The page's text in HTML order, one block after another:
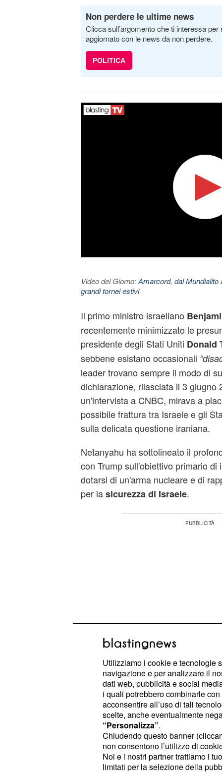
Non perdere le ultime news
Clicca sull’argomento che ti interessa
aggiornato con le news da non perdere.
POLITICA
Video del Giorno:Amarcord, dal Mundialito
grandi tornei estivi
Il primo ministro israeliano
recentemente minimizzato le
presidente degli Stati Uniti Donald
sebbene esistano occasionali
leader trovano sempre il modo di
dichiarazione, rilasciata il 3 giugno
un'intervista a CNBC, mirava a
possibile frattura tra Israele e gli
sulla delicata questione iraniana.
Netanyahu ha sottolineato il
con Trump sull'obiettivo primario di
dotarsi di un'arma nucleare e di
per lasicurezza di Israele.
“A volte abbiamo, come accade
disaccordi tattici”, ha spiegato il
conciliante, aggiungendo: “Ma
appianarli, e lo facciamo come
Divergenze
Utilizziamo i cookie e tecnologie
navigazione e per analizzare il
dati web, pubblicità e social
i quali potrebbero combinarle
acconsentire all’uso di tali
scelte, anche eventualmente
“Personalizza”.
Chiudendo questo banner
non consentono l’utilizzo di
Noi e i nostri partner trattiamo i
limitati per la selezione della